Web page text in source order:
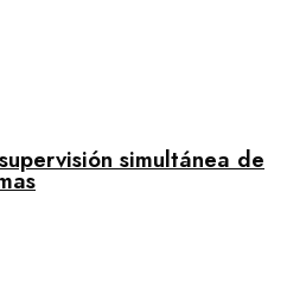
simultánea de